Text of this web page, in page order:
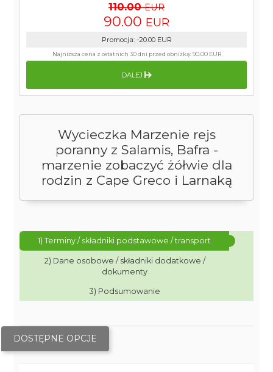
Wycieczka Marzenie rejs
poranny z Salamis, Bafra -
marzenie zobaczyć żółwie dla
rodzin z Cape Greco i Larnaką
1) Terminy / składniki podstawowe / transport
2) Dane osobowe / składniki dodatkowe /
dokumenty
3) Podsumowanie
DOSTĘPNE OPCJE
110.00 EUR
90.00 EUR
Promocja: -20.00 EUR
Najniższa cena z ostatnich 30 dni przed obniżką:90.00 EUR
DALEJ